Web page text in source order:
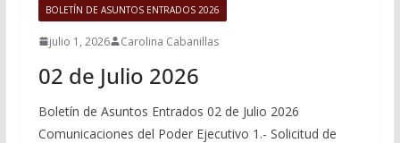
BOLETÍN DE ASUNTOS ENTRADOS 2026
julio 1, 2026 Carolina Cabanillas
02 de Julio 2026
Boletín de Asuntos Entrados 02 de Julio 2026
Comunicaciones del Poder Ejecutivo 1.- Solicitud de